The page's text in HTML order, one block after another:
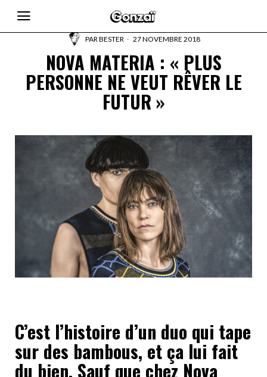
PARBESTER 27 NOVEMBRE 2018
NOVA MATERIA : « PLUS
PERSONNE NE VEUT RÊVER LE
FUTUR »
C’est l’histoire d’un duo qui tape
sur des bambous, et ça lui fait
du bien. Sauf que chez Nova